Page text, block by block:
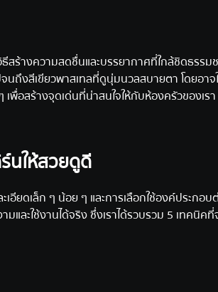
สร้างความสดชื่นและบรรยากาศที่ใกล้ชิดธรรม
นถึงสีเขียวพาสเทลที่ดูนุ่มนวลสบายตา โดยอ
พื่อสร้างจุดเด่นที่น่าสนใจให้กับห้องครัวของเรา
นให้สวยดูดี
เอียดเล็ก ๆ น้อย ๆ และการเลือกใช้องค์ประกอ
และใช้งานได้จริง ซึ่งเราได้รวบรวม 5 เทคนิค